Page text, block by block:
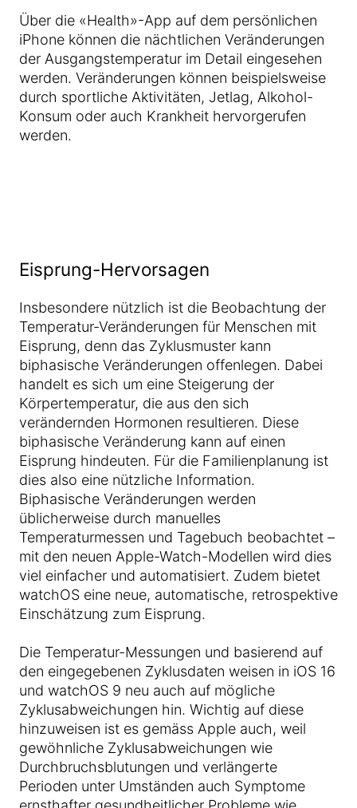
Über die «Health»-App auf dem persönlichen
iPhone können die nächtlichen Veränderungen
der Ausgangstemperatur im Detail eingesehen
werden. Veränderungen können beispielsweise
durch sportliche Aktivitäten, Jetlag, Alkohol-
Konsum oder auch Krankheit hervorgerufen
werden.
Eisprung-Hervorsagen
Insbesondere nützlich ist die Beobachtung der
Temperatur-Veränderungen für Menschen mit
Eisprung, denn das Zyklusmuster kann
biphasische Veränderungen offenlegen. Dabei
handelt es sich um eine Steigerung der
Körpertemperatur, die aus den sich
verändernden Hormonen resultieren. Diese
biphasische Veränderung kann auf einen
Eisprung hindeuten. Für die Familienplanung ist
dies also eine nützliche Information.
Biphasische Veränderungen werden
üblicherweise durch manuelles
Temperaturmessen und Tagebuch beobachtet –
mit den neuen Apple-Watch-Modellen wird dies
viel einfacher und automatisiert. Zudem bietet
watchOS eine neue, automatische, retrospektive
Einschätzung zum Eisprung.
Die Temperatur-Messungen und basierend auf
den eingegebenen Zyklusdaten weisen in iOS 16
und watchOS 9 neu auch auf mögliche
Zyklusabweichungen hin. Wichtig auf diese
hinzuweisen ist es gemäss Apple auch, weil
gewöhnliche Zyklusabweichungen wie
Durchbruchsblutungen und verlängerte
Perioden unter Umständen auch Symptome